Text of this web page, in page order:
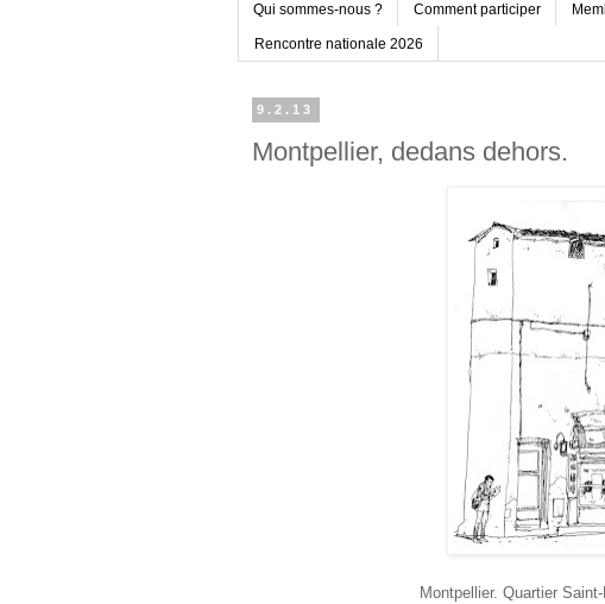
Qui sommes-nous ? Comment participer
Rencontre nationale 2026
9.2.13
Montpellier, dedans dehors.
Montpellier. Quartier